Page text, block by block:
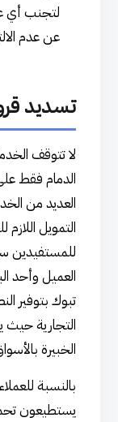
لتجنب أي
عن عدم
تسديد
لا تتوقف
الدمام فقط
العديد من
التمويل
للمستفيدين
العميل وأحد
تبوك بتوفير
التجارية حيث
الخبيرة
بالنسبة
يستطيعون